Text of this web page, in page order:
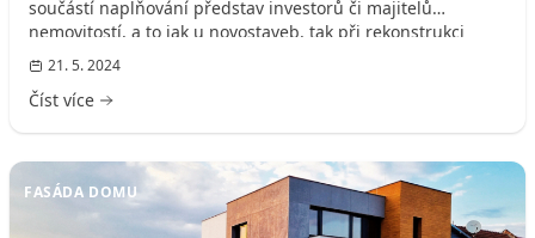
součástí naplňování představ investorů či majitelů
nemovitostí, a to jak u novostaveb, tak při rekonstrukci
objektů. Vzniká tak mnoho velmi zajímavých stavebních
realizací, které dokumentují téměř neomezené možnosti
kreativního ztvárnění fasády pomocí materiálů značky
Baumit.
21. 5. 2024
Číst více
FASÁDA DOMU